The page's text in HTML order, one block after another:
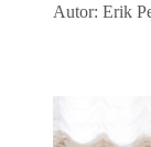
Autor: Erik